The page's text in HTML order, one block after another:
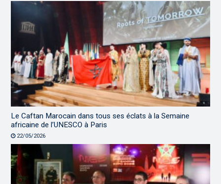
Le Caftan Marocain dans tous ses éclats à la Semaine
africaine de l’UNESCO à Paris
22/05/2026